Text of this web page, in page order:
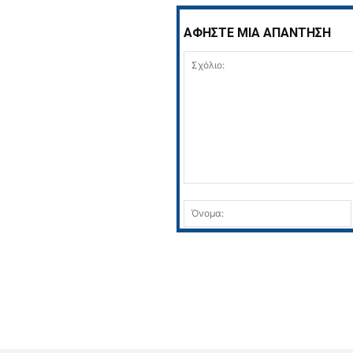
ΑΦΗΣΤΕ ΜΙΑ ΑΠΑΝΤΗΣΗ